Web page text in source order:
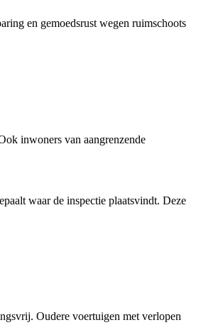
en gemoedsrust wegen ruimschoots
inwoners van aangrenzende
waar de inspectie plaatsvindt. Deze
Oudere voertuigen met verlopen